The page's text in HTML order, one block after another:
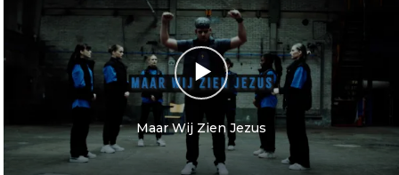
Maar Wij Zien Jezus